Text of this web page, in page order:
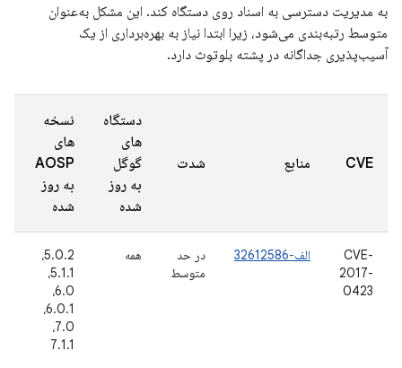
به مدیریت دسترسی به اسناد روی دستگاه کند. این مشکل به‌عنوان
متوسط ​​رتبه‌بندی می‌شود، زیرا ابتدا نیاز به بهره‌برداری از یک
آسیب‌پذیری جداگانه در پشته بلوتوث دارد.
CVE منابع شدت
دستگاه
های
گوگل
به روز
شده
نسخه
های
AOSP
به روز
شده
CVE-
2017-
0423
الف-32612586
در حد
متوسط
همه
5.0.2،
5.1.1،
6.0،
6.0.1،
7.0،
7.1.1